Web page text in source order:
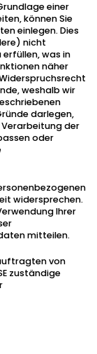
einer
können Sie
einlegen. Dies
nicht
was in
näher
weshalb wir
darlegen,
der
oder
widersprechen.
Ihrer
mitteilen.
von
zuständige